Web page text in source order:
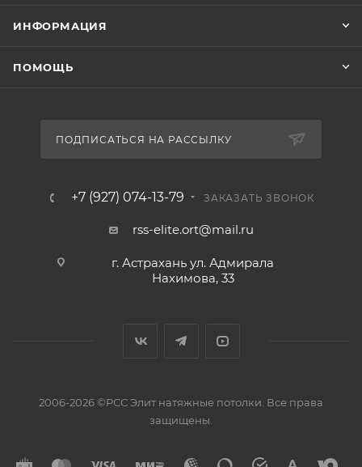
ИНФОРМАЦИЯ
ПОМОЩЬ
ПОДПИСАТЬСЯ НА РАССЫЛКУ
+7 (927) 074-13-79 ЗАКАЗАТЬ ЗВОНОК
rss-elite.ort@mail.ru
г. Астрахань ул. Адмирала
Нахимова, 33
2006-2026 ©РСС Элит натяжные потолки. Все права
защищены.